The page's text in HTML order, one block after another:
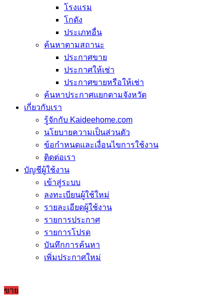
โรงแรม
โกดัง
ประเภทอื่น
ค้นหาตามสถานะ
ประกาศขาย
ประกาศให้เช่า
ประกาศขายหรือให้เช่า
ค้นหาประกาศแยกตามจังหวัด
เกี่ยวกับเรา
รู้จักกับ Kaideehome.com
นโยบายความเป็นส่วนตัว
ข้อกำหนดและเงื่อนไขการใช้งาน
ติดต่อเรา
บัญชีผู้ใช้งาน
เข้าสู่ระบบ
ลงทะเบียนผู้ใช้ใหม่
รายละเอียดผู้ใช้งาน
รายการประกาศ
รายการโปรด
บันทึกการค้นหา
เพิ่มประกาศใหม่
ขาย